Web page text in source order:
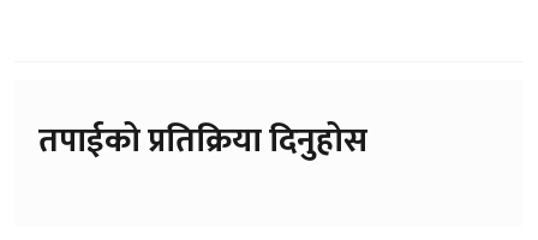
तपाईको प्रतिक्रिया दिनुहोस